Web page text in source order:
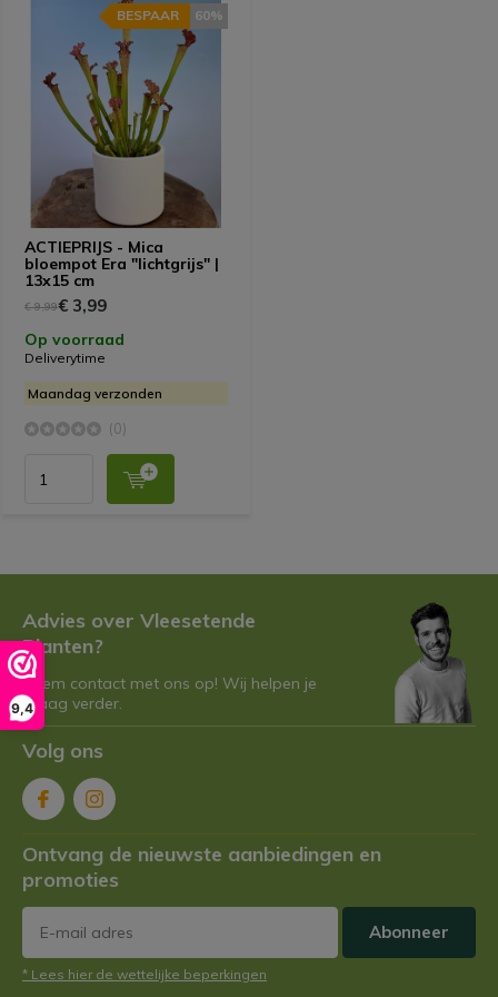
9,4
ACTIEPRIJS - Mica
bloempot Era "lichtgrijs" |
13x15 cm
60%
BESPAAR
€ 9,99€ 3,99
Op voorraad
Deliverytime
Maandag verzonden
(0)
Advies over Vleesetende
Planten?
Neem contact met ons op! Wij helpen je
graag verder.
Volg ons
Ontvang de nieuwste aanbiedingen en
promoties
Abonneer
* Lees hier de wettelijke beperkingen